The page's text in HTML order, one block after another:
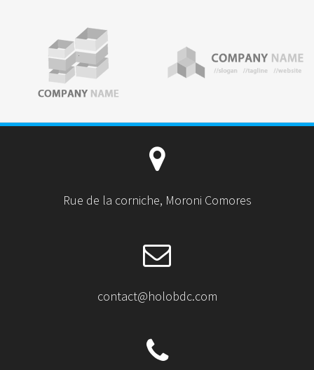
Rue de la corniche, Moroni Comores
contact@holobdc.com